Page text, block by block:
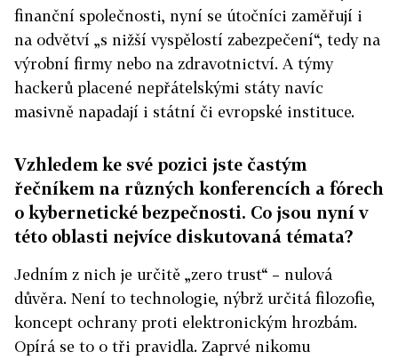
finanční společnosti, nyní se útočníci zaměřují i
na odvětví „s nižší vyspělostí zabezpečení“, tedy na
výrobní firmy nebo na zdravotnictví. A týmy
hackerů placené nepřátelskými státy navíc
masivně napadají i státní či evropské instituce.
Vzhledem ke své pozici jste častým
řečníkem na různých konferencích a fórech
o kybernetické bezpečnosti. Co jsou nyní v
této oblasti nejvíce diskutovaná témata?
Jedním z nich je určitě „zero trust“ – nulová
důvěra. Není to technologie, nýbrž určitá filozofie,
koncept ochrany proti elektronickým hrozbám.
Opírá se to o tři pravidla. Zaprvé nikomu